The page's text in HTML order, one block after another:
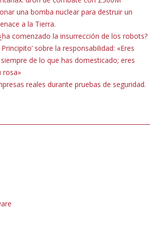
una bomba nuclear para destruir un
a la Tierra.
comenzado la insurrección de los robots?
sobre la responsabilidad: «Eres
de lo que has domesticado; eres
rosa»
reales durante pruebas de seguridad.